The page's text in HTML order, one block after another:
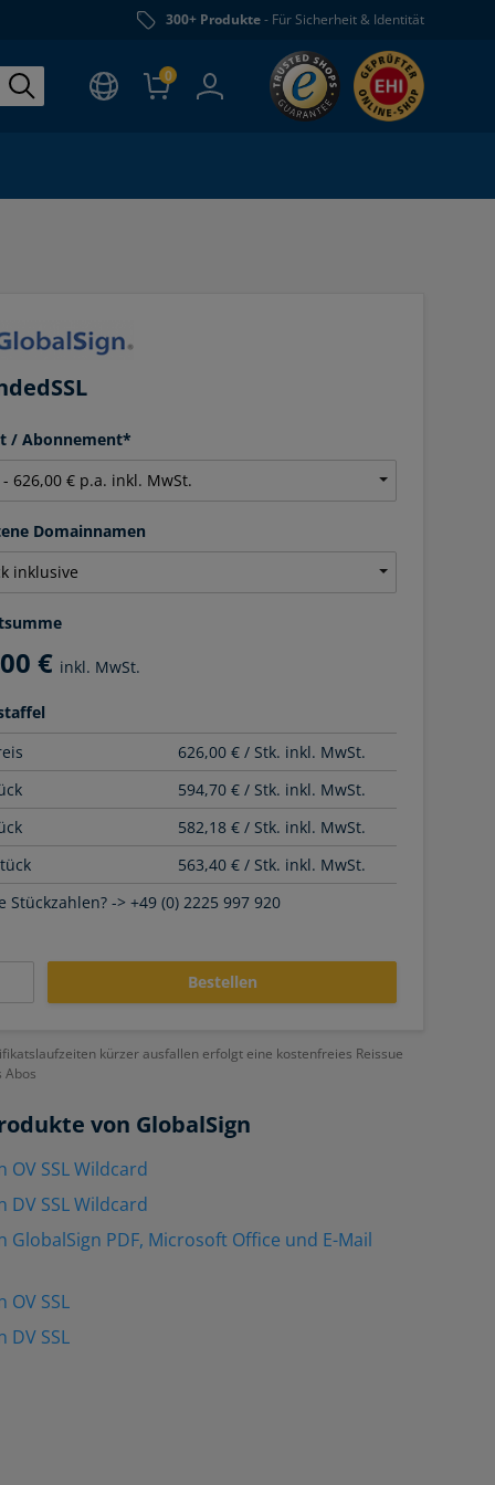
300+ Produkte- Für Sicherheit & Identität
0
/ Abonnement*
Domainnamen
€ inkl. MwSt.
626,00 € / Stk. inkl. MwSt.
594,70 € / Stk. inkl. MwSt.
582,18 € / Stk. inkl. MwSt.
563,40 € / Stk. inkl. MwSt.
Stückzahlen? -> +49 (0) 2225 997 920
Bestellen
kürzer ausfallen erfolgt eine kostenfreies Reissue
Abos
von GlobalSign
OV SSL Wildcard
DV SSL Wildcard
GlobalSign PDF, Microsoft Office und E-Mail
OV SSL
DV SSL